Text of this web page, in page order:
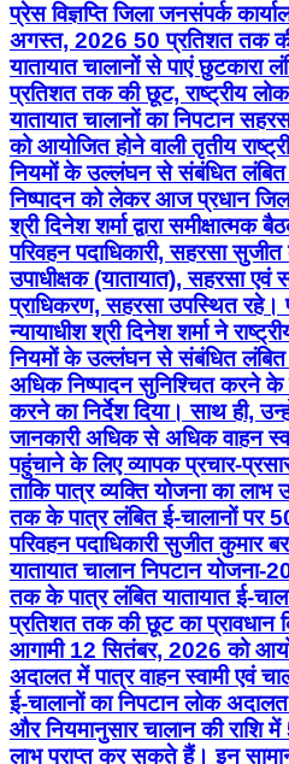
प्रेस विज्ञप्ति जिला जनसंपर्क
अगस्त, 2026 50 प्रतिशत तक
यातायात चालानों से पाएं छुटकारा
प्रतिशत तक की छूट, राष्ट्रीय
यातायात चालानों का निपटान
को आयोजित होने वाली तृतीय
नियमों के उल्लंघन से संबंधित
निष्पादन को लेकर आज प्रधान
श्री दिनेश शर्मा द्वारा
परिवहन पदाधिकारी, सहरसा
उपाधीक्षक (यातायात), सहरसा एवं
प्राधिकरण, सहरसा उपस्थित रहे।
न्यायाधीश श्री दिनेश शर्मा ने
नियमों के उल्लंघन से संबंधित
अधिक निष्पादन सुनिश्चित करने के
करने का निर्देश दिया। साथ ही,
जानकारी अधिक से अधिक वाहन
पहुंचाने के लिए व्यापक प्रचार-
ताकि पात्र व्यक्ति योजना का
तक के पात्र लंबित ई-चालानों पर
परिवहन पदाधिकारी सुजीत कुमार
यातायात चालान निपटान
तक के पात्र लंबित यातायात ई-
प्रतिशत तक की छूट का प्रावधान
आगामी 12 सितंबर, 2026 को
अदालत में पात्र वाहन स्वामी एवं
ई-चालानों का निपटान लोक
और नियमानुसार चालान की
लाभ प्राप्त कर सकते हैं। इन